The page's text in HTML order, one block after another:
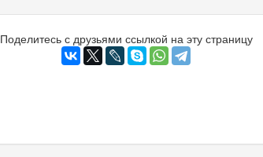
Поделитесь с друзьями ссылкой на эту страницу